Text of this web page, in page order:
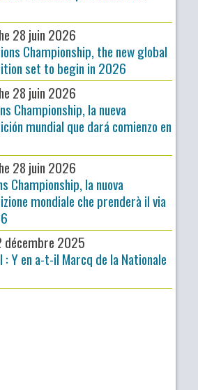
28 juin 2026
Championship, the new global
set to begin in 2026
28 juin 2026
Championship, la nueva
mundial que dará comienzo en
28 juin 2026
Championship, la nuova
mondiale che prenderà il via
décembre 2025
: Y en a-t-il Marcq de la Nationale